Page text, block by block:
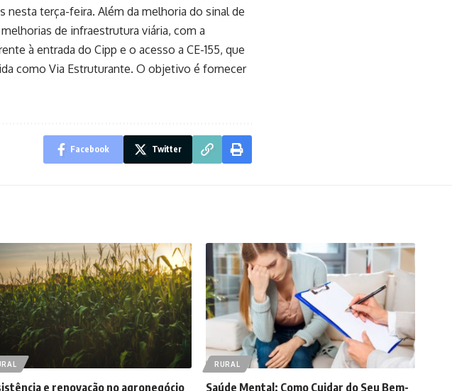
nesta terça-feira. Além da melhoria do sinal de
de infraestrutura viária, com a
à entrada do Cipp e o acesso a CE-155, que
como Via Estruturante. O objetivo é fornecer
Facebook Twitter
e renovação no agronegócio
RURAL
Saúde Mental: Como Cuidar do Seu Bem-